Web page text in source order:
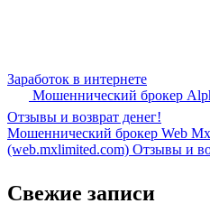
Заработок в интернете
Мошеннический брокер
Отзывы и возврат денег!
Мошеннический брокер Web
(web.mxlimited.com) Отзывы и
Свежие записи